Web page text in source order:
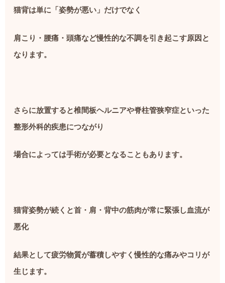
猫背は単に「姿勢が悪い」だけでなく
肩こり・腰痛・頭痛など慢性的な不調を引き起こす原因と
なります。
さらに放置すると椎間板ヘルニアや脊柱管狭窄症といった
整形外科的疾患につながり
場合によっては手術が必要となることもあります。
猫背姿勢が続くと首・肩・背中の筋肉が常に緊張し血流が
悪化
結果として疲労物質が蓄積しやすく慢性的な痛みやコリが
生じます。